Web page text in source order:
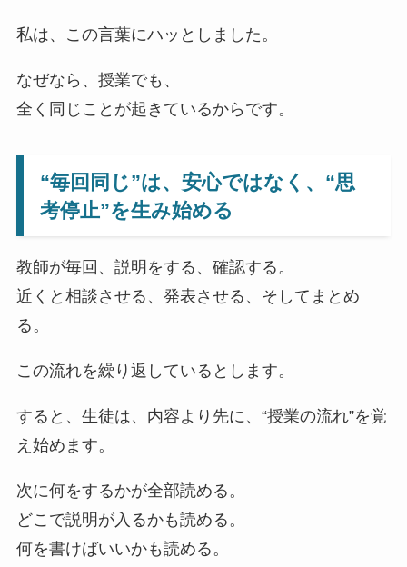
私は、この言葉にハッとしました。
なぜなら、授業でも、
全く同じことが起きているからです。
“毎回同じ”は、安心ではなく、“思
考停止”を生み始める
教師が毎回、説明をする、確認する。
近くと相談させる、発表させる、そしてまとめ
る。
この流れを繰り返しているとします。
すると、生徒は、内容より先に、“授業の流れ”を覚
え始めます。
次に何をするかが全部読める。
どこで説明が入るかも読める。
何を書けばいいかも読める。